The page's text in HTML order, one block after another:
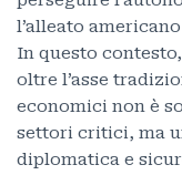
l’alleato
In questo
oltre l’asse
economici non è
settori critici, ma
diplomatica e